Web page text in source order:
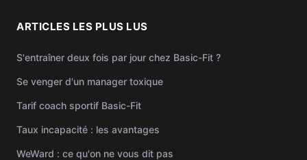
ARTICLES LES PLUS LUS
S'entraîner deux fois par jour chez Basic-Fit ?
Se venger d'un manager toxique
Tarif coach sportif Basic-Fit
Taux incapacité : les avantages
WeWard : ce qu'on ne vous dit pas